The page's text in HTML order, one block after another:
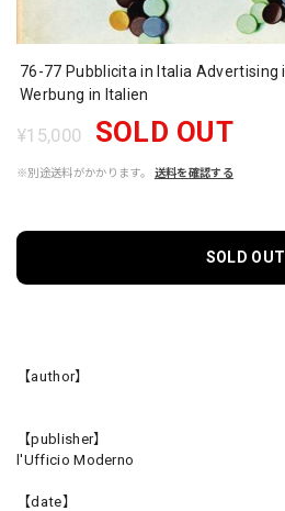
76-77 Pubblicita in Italia Advertising
Werbung in Italien
¥15,000 SOLD OUT
※別途送料がかかります。 送料を確認する
SOLD OUT
【author】
【publisher】
l'Ufficio Moderno
【date】